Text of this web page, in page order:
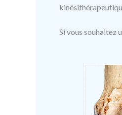
Si vous souhaitez